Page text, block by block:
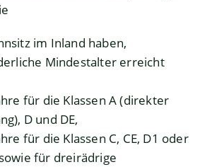
im Inland haben,
Mindestalter erreicht
für die Klassen A (direkter
D und DE,
für die Klassen C, CE, D1 oder
für dreirädrige